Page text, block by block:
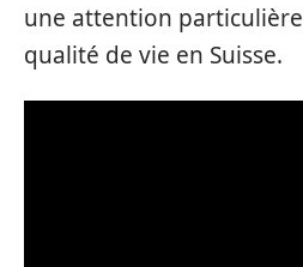
une attention
qualité de vie en Suisse.